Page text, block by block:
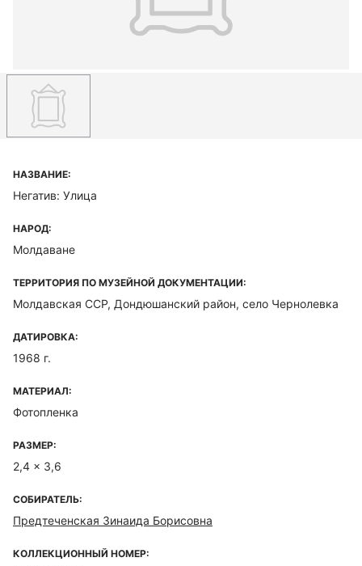
НАЗВАНИЕ:
Негатив: Улица
НАРОД:
Молдаване
ТЕРРИТОРИЯ ПО МУЗЕЙНОЙ ДОКУМЕНТАЦИИ:
Молдавская ССР, Дондюшанский район, село Чернолевка
ДАТИРОВКА:
1968 г.
МАТЕРИАЛ:
Фотопленка
РАЗМЕР:
2,4 x 3,6
СОБИРАТЕЛЬ:
Предтеченская Зинаида Борисовна
КОЛЛЕКЦИОННЫЙ НОМЕР: